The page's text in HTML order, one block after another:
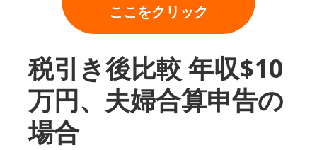
ここをクリック
税引き後比較 年収$10
万円、夫婦合算申告の
場合